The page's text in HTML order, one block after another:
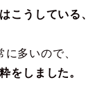
こうしている、
多いので、
をしました。